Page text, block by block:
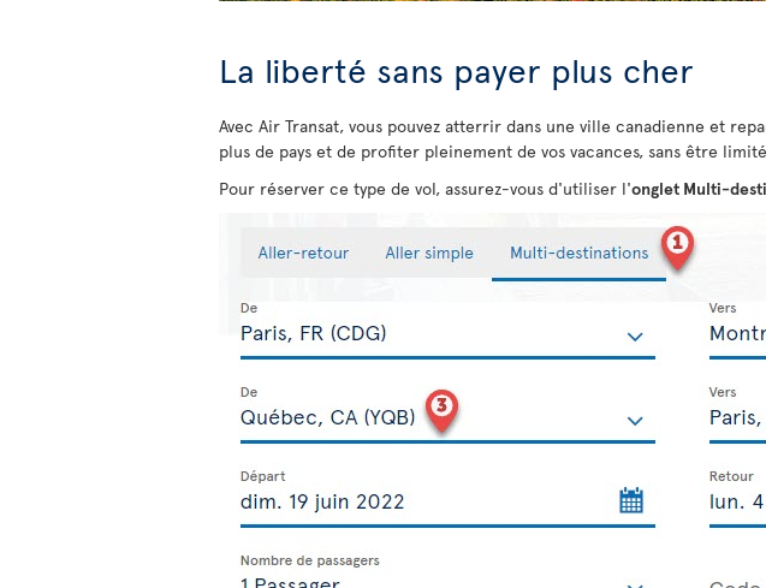
La liberté sans payer plus cher
Avec Air Transat, vous pouvez atterrir dans une ville canadienne et
plus de pays et de profiter pleinement de vos vacances, sans être
Pour réserver ce type de vol, assurez-vous d'utiliser l'onglet Multi-